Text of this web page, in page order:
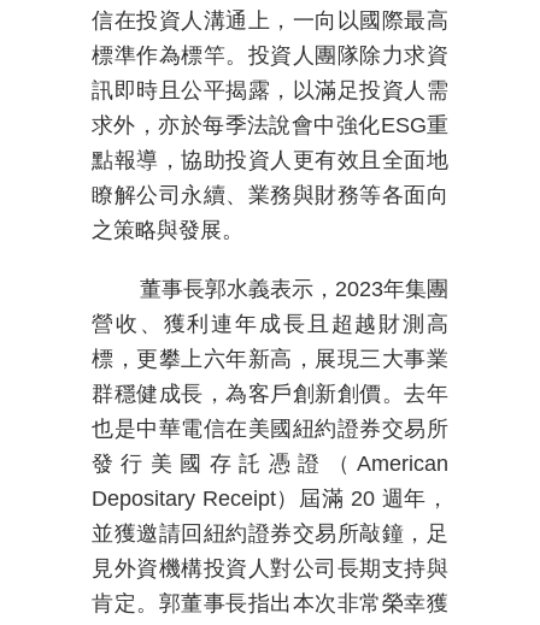
信在投資人溝通上，一向以國際最高
標準作為標竿。投資人團隊除力求資
訊即時且公平揭露，以滿足投資人需
求外，亦於每季法說會中強化ESG重
點報導，協助投資人更有效且全面地
瞭解公司永續、業務與財務等各面向
之策略與發展。
董事長郭水義表示， 2023年集團
營收、獲利連年成長且超越財測高
標，更攀上六年新高，展現三大事業
群穩健成長，為客戶創新創價。去年
也是中華電信在美國紐約證券交易所
發行美國存託憑證（ American
Depositary Receipt）屆滿 20 週年，
並獲邀請回紐約證券交易所敲鐘，足
見外資機構投資人對公司長期支持與
肯定。郭董事長指出本次非常榮幸獲